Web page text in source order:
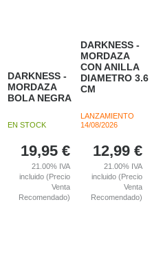
DARKNESS -
MORDAZA
BOLA NEGRA
EN STOCK
19,95 €
21.00% IVA
incluido (Precio
Venta
Recomendado)
DARKNESS -
MORDAZA
CON ANILLA
DIAMETRO 3.6
CM
LANZAMIENTO
14/08/2026
12,99 €
21.00% IVA
incluido (Precio
Venta
Recomendado)